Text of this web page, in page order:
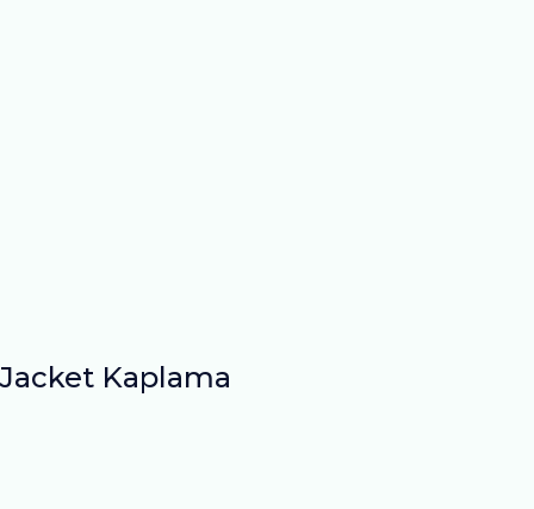
Jacket Kaplama